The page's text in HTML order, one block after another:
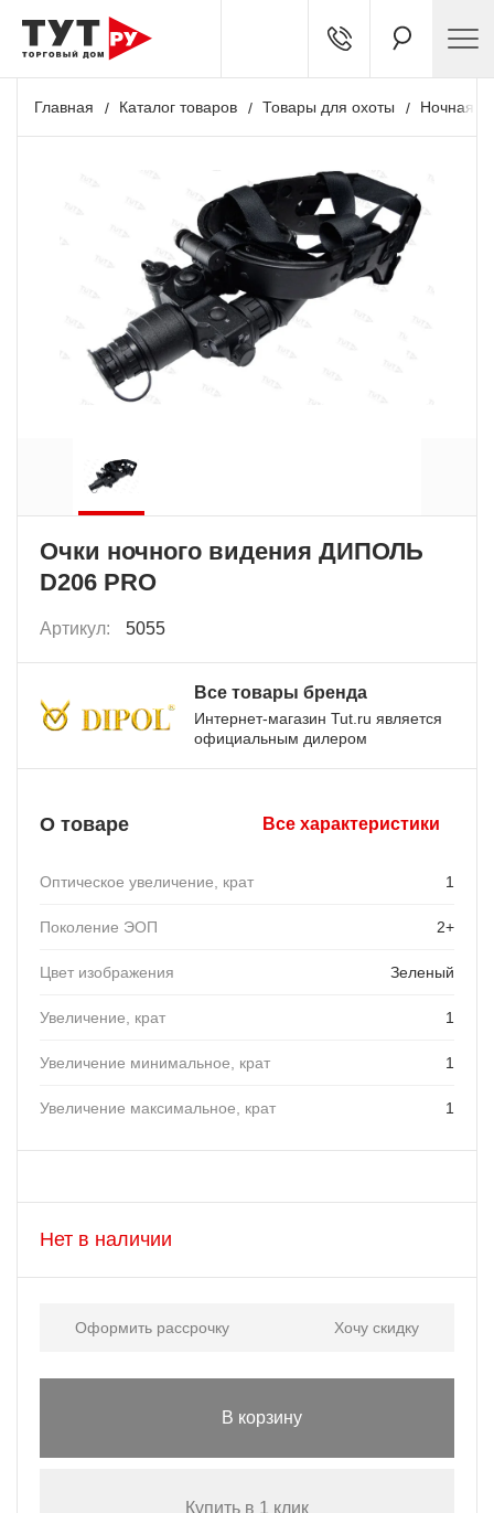
Главная Каталог товаров Товары для охоты Ночная
Очки ночного видения ДИПОЛЬ
D206 PRO
Артикул: 5055
Все товары бренда
Интернет-магазин Tut.ru является
официальным дилером
О товаре Все характеристики
Оптическое увеличение, крат 1
Поколение ЭОП 2+
Цвет изображения Зеленый
Увеличение, крат 1
Увеличение минимальное, крат 1
Увеличение максимальное, крат 1
Нет в наличии
Оформить рассрочку Хочу скидку
В корзину
Купить в 1 клик